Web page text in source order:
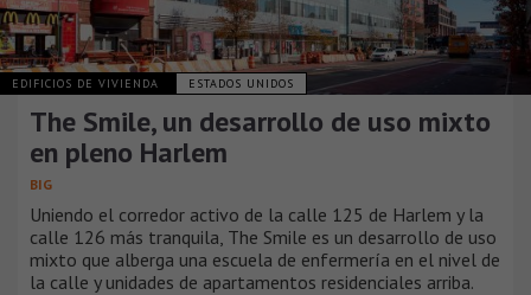
EDIFICIOS DE VIVIENDA ESTADOS UNIDOS
The Smile, un desarrollo de uso mixto
en pleno Harlem
BIG
Uniendo el corredor activo de la calle 125 de Harlem y la
calle 126 más tranquila, The Smile es un desarrollo de uso
mixto que alberga una escuela de enfermería en el nivel de
la calle y unidades de apartamentos residenciales arriba.